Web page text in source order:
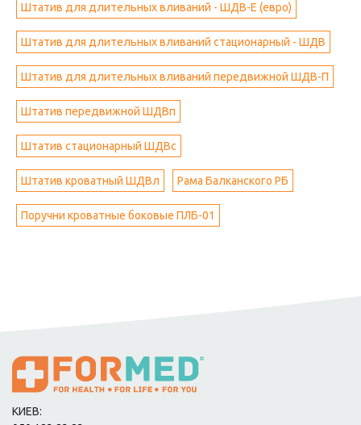
Штатив для длительных вливаний - ШДВ-Е (евро)
Штатив для длительных вливаний стационарный - ШДВ
Штатив для длительных вливаний передвижной ШДВ-П
Штатив передвижной ШДВп
Штатив стационарный ШДВс
Штатив кроватный ШДВл Рама Балканского РБ
Поручни кроватные боковые ПЛБ-01
КИЕВ: